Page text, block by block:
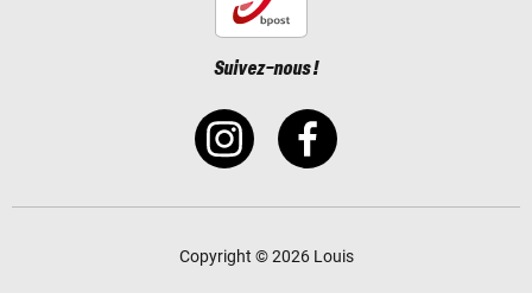
Suivez-nous !
Copyright © 2026 Louis